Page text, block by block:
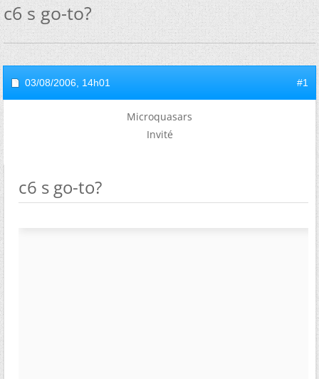
c6 s go-to?
03/08/2006, 14h01 #1
Microquasars
Invité
c6 s go-to?